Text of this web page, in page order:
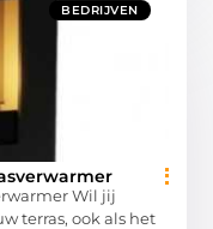
BEDRIJVEN
Wil jij
terras, ook als het